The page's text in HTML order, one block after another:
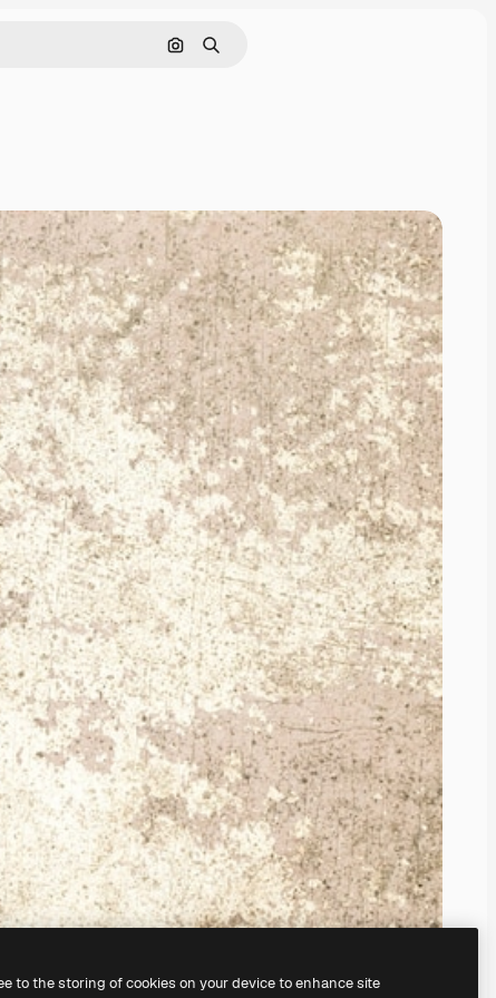
Buscar por imagen
Buscar
to the storing of cookies on your device to enhance site